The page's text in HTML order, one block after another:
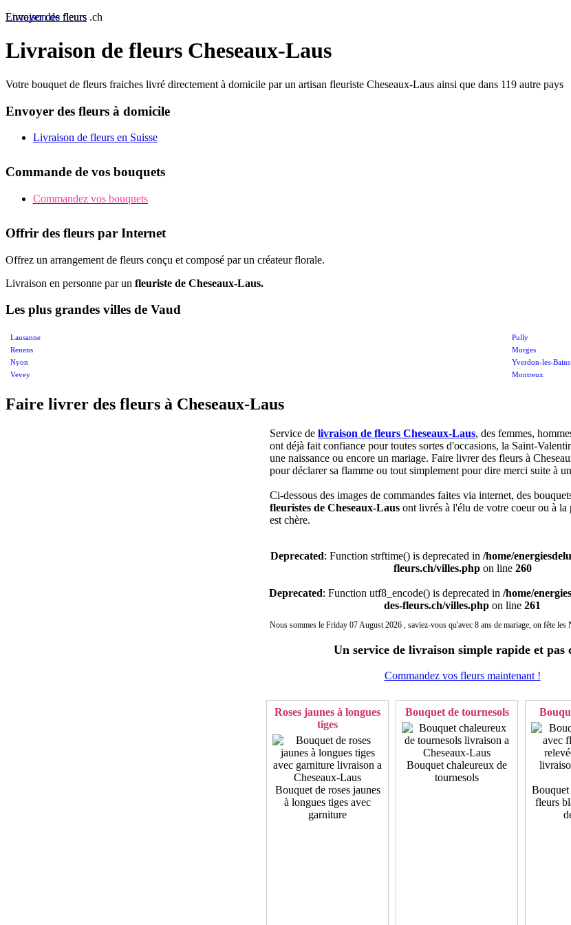
Livraison de fleurs
Envoyer des fleurs .ch
Livraison de fleurs Cheseaux-Laus
Votre bouquet de fleurs fraiches livré directement à domicile par un artisan fleuriste Cheseaux-Laus ainsi que dans 119 autre pays
Envoyer des fleurs à domicile
Livraison de fleurs en Suisse
Commande de vos bouquets
Commandez vos bouquets
Offrir des fleurs par Internet
Offrez un arrangement de fleurs conçu et composé par un créateur florale.
Livraison en personne par un fleuriste de Cheseaux-Laus.
Les plus grandes villes de Vaud
Lausanne
Pully
Renens
Morges
Nyon
Yverdon-les-Bains
Vevey
Montreux
Faire livrer des fleurs à Cheseaux-Laus
Service de livraison de fleurs Cheseaux-Laus, des femmes,
ont déjà fait confiance pour toutes sortes d'occasions, la Saint-
une naissance ou encore un mariage. Faire livrer des fleurs à
pour déclarer sa flamme ou tout simplement pour dire merci suite à
Ci-dessous des images de commandes faites via internet, des
fleuristes de Cheseaux-Laus ont livrés à l'élu de votre coeur ou à la
est chère.
Deprecated: Function strftime() is deprecated in /home/
fleurs.ch/villes.phpon line 260
Deprecated: Function utf8_encode() is deprecated in /home/
des-fleurs.ch/villes.php on line 261
Nous sommes le Friday 07 August 2026 , saviez-vous qu'avec 8 ans de mariage, on fête les
Un service de livraison simple rapide et pas
Commandez vos fleurs maintenant !
Roses jaunes à longues
tiges
Bouquet de roses jaunes
à longues tiges avec
garniture
Bouquet de tournesols
Bouquet chaleureux de
tournesols
Bouquet
fleurs